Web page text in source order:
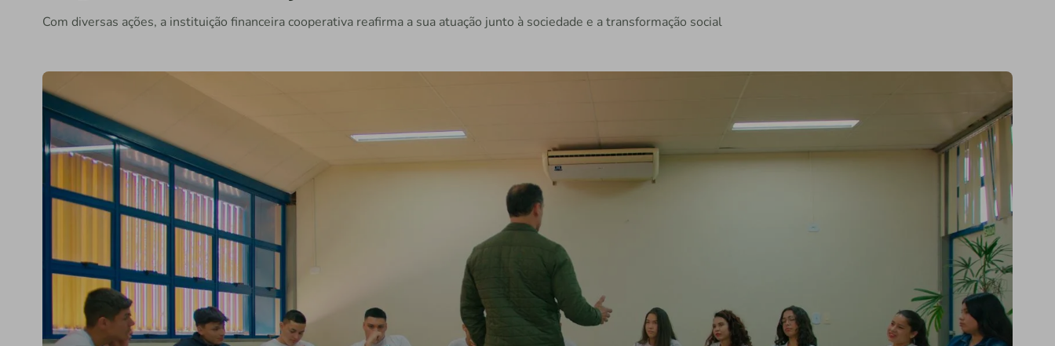
Com diversas ações, a instituição financeira cooperativa reafirma a sua atuação junto à sociedade e a transformação social